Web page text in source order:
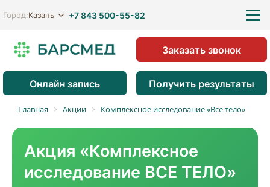
Город:Казань +7 843 500-55-82
Онлайн запись Получить результаты
Заказать звонок
Главная Акции Комплексное исследование «Все тело»
Акция «Комплексное
исследование ВСЕ ТЕЛО»